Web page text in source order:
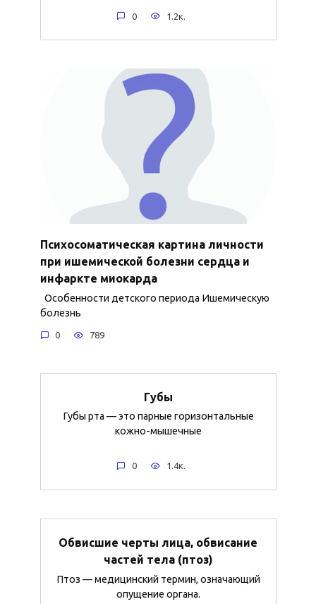
0 1.2к.
Психосоматическая картина личности
при ишемической болезни сердца и
инфаркте миокарда
Особенности детского периода Ишемическую
болезнь
0 789
Губы
Губы рта — это парные горизонтальные
кожно-мышечные
0 1.4к.
Обвисшие черты лица, обвисание
частей тела (птоз)
Птоз — медицинский термин, означающий
опущение органа.